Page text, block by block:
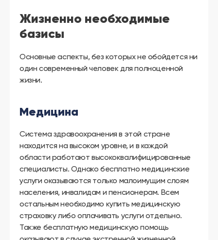
Жизненно необходимые
базисы
Основные аспекты, без которых не обойдется ни
один современный человек для полноценной
жизни.
Медицина
Система здравоохранения в этой стране
находится на высоком уровне, и в каждой
области работают высококвалифицированные
специалисты. Однако бесплатно медицинские
услуги оказываются только малоимущим слоям
населения, инвалидам и пенсионерам. Всем
остальным необходимо купить медицинскую
страховку либо оплачивать услуги отдельно.
Также бесплатную медицинскую помощь